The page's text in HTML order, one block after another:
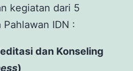
kegiatan dari 5
IDN :
dan Konseling
)